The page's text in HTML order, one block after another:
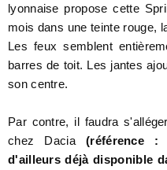
lyonnaise propose cette
mois dans une teinte rouge,
Les feux semblent
barres de toit. Les jantes
son centre.
Par contre, il faudra
chez Dacia(référence :
d'ailleurs déjà disponible